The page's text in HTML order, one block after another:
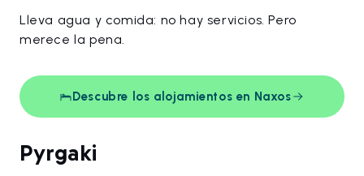
Lleva agua y comida: no hay servicios. Pero
merece la pena.
Descubre los alojamientos en Naxos
Pyrgaki